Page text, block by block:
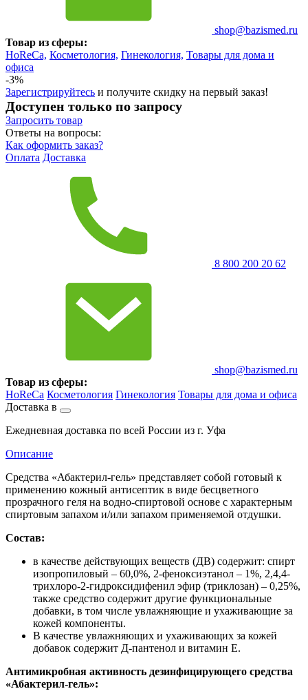
shop@bazismed.ru
Товар из сферы:
HoReCa, Косметология, Гинекология, Товары для дома и
офиса
-3%
Зарегистрируйтесь и получите скидку на первый заказ!
Доступен только по запросу
Запросить товар
Ответы на вопросы:
Как оформить заказ?
Оплата Доставка
8 800 200 20 62
shop@bazismed.ru
Товар из сферы:
HoReCa Косметология Гинекология Товары для дома и офиса
Доставка в
Ежедневная доставка по всей России из г. Уфа
Описание
Средства «Абактерил-гель» представляет собой готовый к
применению кожный антисептик в виде бесцветного
прозрачного геля на водно-спиртовой основе с характерным
спиртовым запахом и/или запахом применяемой отдушки.
Состав:
в качестве действующих веществ (ДВ) содержит: спирт
изопропиловый – 60,0%, 2-феноксиэтанол – 1%, 2,4,4-
трихлоро-2-гидроксидифенил эфир (триклозан) – 0,25%,
также средство содержит другие функциональные
добавки, в том числе увлажняющие и ухаживающие за
кожей компоненты.
В качестве увлажняющих и ухаживающих за кожей
добавок содержит Д-пантенол и витамин Е.
Антимикробная активность дезинфицирующего средства
«Абактерил-гель»: